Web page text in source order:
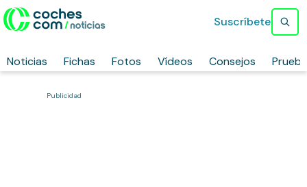
Noticias Fichas Fotos Vídeos Consejos
Suscríbete
Publicidad